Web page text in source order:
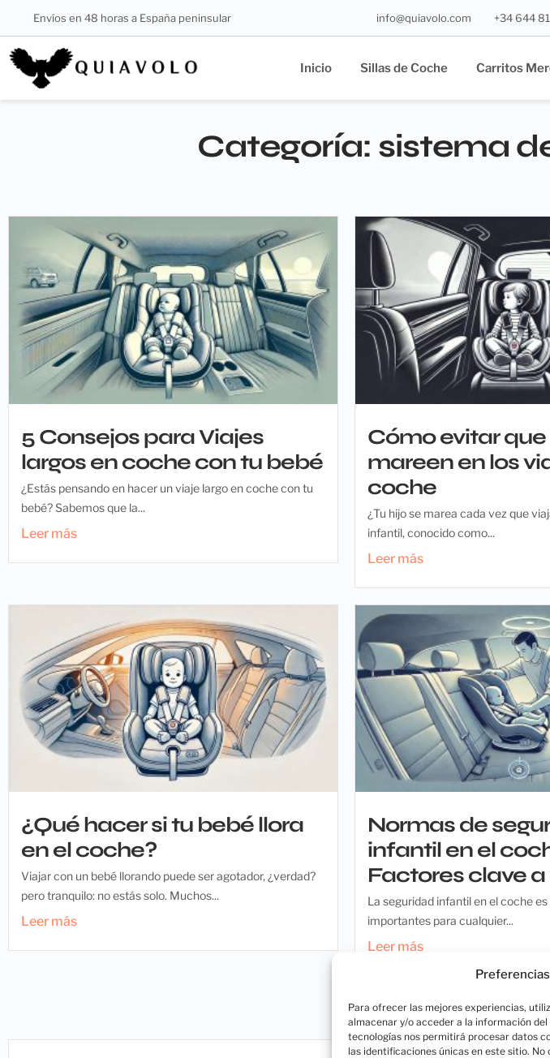
Para ofrecer las mejores experiencias,
almacenar y/o acceder a la información
tecnologías nos permitirá procesar datos
las identificaciones únicas en este sitio.
Envíos en 48 horas a España peninsular info@quiavolo.com +34 644
Inicio Sillas de Coche Carritos
Categoría: sistema
5 Consejos para Viajes
largos en coche con tu bebé
¿Estás pensando en hacer un viaje largo en coche con tu
bebé? Sabemos que la...
Leer más
Cómo evitar que
mareen en los
coche
¿Tu hijo se marea cada vez que
infantil, conocido como...
Leer más
¿Qué hacer si tu bebé llora
en el coche?
Viajar con un bebé llorando puede ser agotador, ¿verdad?
pero tranquilo: no estás solo. Muchos...
Leer más
Normas de
infantil en el
Factores clave
La seguridad infantil en el coche
importantes para cualquier...
Leer más